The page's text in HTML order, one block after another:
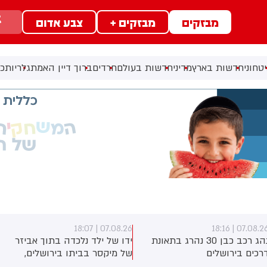
מבזקים מבזקים + צבע אדום
חדשות בארץמדיניחדשות בעולםחרדיםברוך דיין האמתגלריות
07.08.26 | 18:07
ידו של ילד נלכדה בתוך אביזר
של מיקסר בביתו בירושלים,
07.08.26 | 17:40
ראש השב"כ לשעבר רונן בר
השתתף היום בכנס לזכרו של